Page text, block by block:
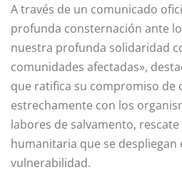
A través de un comunicado
profunda consternación ante
nuestra profunda solidaridad
comunidades afectadas»,
que ratifica su compromiso de
estrechamente con los
labores de salvamento,
humanitaria que se despliegan
vulnerabilidad.